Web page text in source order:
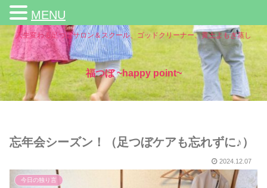
人生変わる足つぼサロン＆スクール、ゴッドクリーナー、黄土よもぎ蒸し
福つぼ ~happy point~
忘年会シーズン！（足つぼケアも忘れずに♪）
2024.12.07
今日の独り言
MENU